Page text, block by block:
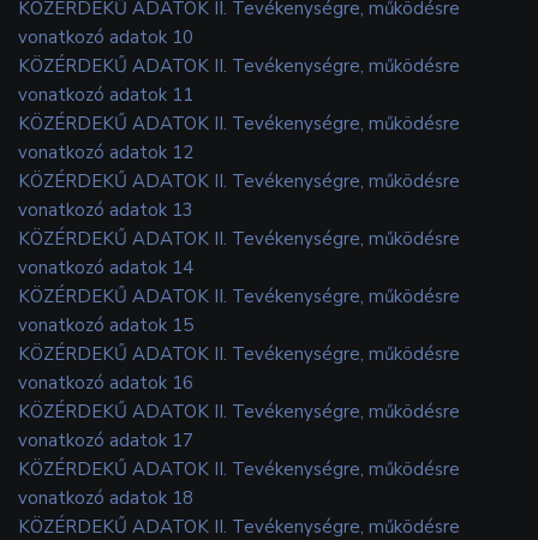
KÖZÉRDEKŰ ADATOK II. Tevékenységre, működésre
vonatkozó adatok 10
KÖZÉRDEKŰ ADATOK II. Tevékenységre, működésre
vonatkozó adatok 11
KÖZÉRDEKŰ ADATOK II. Tevékenységre, működésre
vonatkozó adatok 12
KÖZÉRDEKŰ ADATOK II. Tevékenységre, működésre
vonatkozó adatok 13
KÖZÉRDEKŰ ADATOK II. Tevékenységre, működésre
vonatkozó adatok 14
KÖZÉRDEKŰ ADATOK II. Tevékenységre, működésre
vonatkozó adatok 15
KÖZÉRDEKŰ ADATOK II. Tevékenységre, működésre
vonatkozó adatok 16
KÖZÉRDEKŰ ADATOK II. Tevékenységre, működésre
vonatkozó adatok 17
KÖZÉRDEKŰ ADATOK II. Tevékenységre, működésre
vonatkozó adatok 18
KÖZÉRDEKŰ ADATOK II. Tevékenységre, működésre